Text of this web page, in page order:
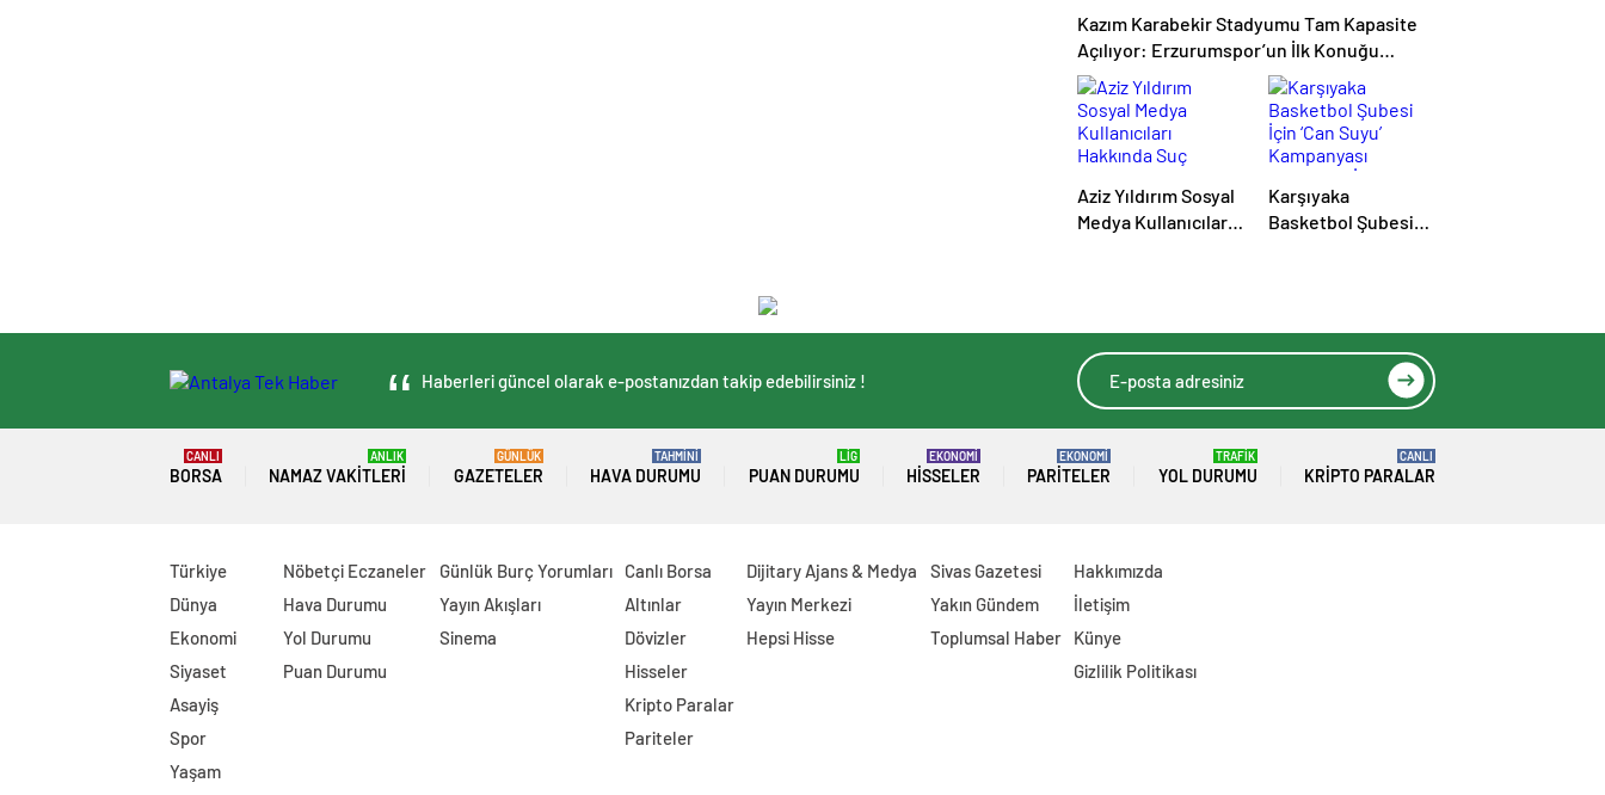
Kazım Karabekir Stadyumu Tam Kapasite
Açılıyor: Erzurumspor’un İlk Konuğu
Galatasaray
Aziz Yıldırım Sosyal
Medya Kullanıcıları
Karşıyaka
Basketbol Şubesi
Haberleri güncel olarak e-postanızdan takip edebilirsiniz !
BORSA
CANLI
NAMAZ VAKITLERI
ANLIK
GAZETELER
GÜNLÜK
HAVA DURUMU
TAHMİNİ
PUAN DURUMU
LİG
HISSELER
EKONOMİ
PARITELER
EKONOMİ
YOL DURUMU
TRAFİK
KRIPTO PARALAR
CANLI
Türkiye
Dünya
Ekonomi
Siyaset
Asayiş
Spor
Yaşam
Nöbetçi Eczaneler
Hava Durumu
Yol Durumu
Puan Durumu
Günlük Burç Yorumları
Yayın Akışları
Sinema
Canlı Borsa
Altınlar
Dövizler
Hisseler
Kripto Paralar
Pariteler
Dijitary Ajans & Medya
Yayın Merkezi
Hepsi Hisse
Sivas Gazetesi
Yakın Gündem
Toplumsal Haber
Hakkımızda
İletişim
Künye
Gizlilik Politikası